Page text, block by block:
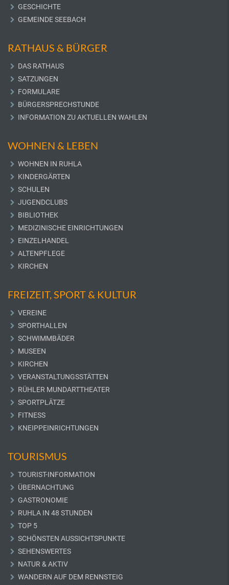
GESCHICHTE
GEMEINDE SEEBACH
RATHAUS & BÜRGER
DAS RATHAUS
SATZUNGEN
FORMULARE
BÜRGERSPRECHSTUNDE
INFORMATION ZU AKTUELLEN WAHLEN
WOHNEN & LEBEN
WOHNEN IN RUHLA
KINDERGÄRTEN
SCHULEN
JUGENDCLUBS
BIBLIOTHEK
MEDIZINISCHE EINRICHTUNGEN
EINZELHANDEL
ALTENPFLEGE
KIRCHEN
FREIZEIT, SPORT & KULTUR
VEREINE
SPORTHALLEN
SCHWIMMBÄDER
MUSEEN
KIRCHEN
VERANSTALTUNGSSTÄTTEN
RÜHLER MUNDARTTHEATER
SPORTPLÄTZE
FITNESS
KNEIPPEINRICHTUNGEN
TOURISMUS
TOURIST-INFORMATION
ÜBERNACHTUNG
GASTRONOMIE
RUHLA IN 48 STUNDEN
TOP 5
SCHÖNSTEN AUSSICHTSPUNKTE
SEHENSWERTES
NATUR & AKTIV
WANDERN AUF DEM RENNSTEIG